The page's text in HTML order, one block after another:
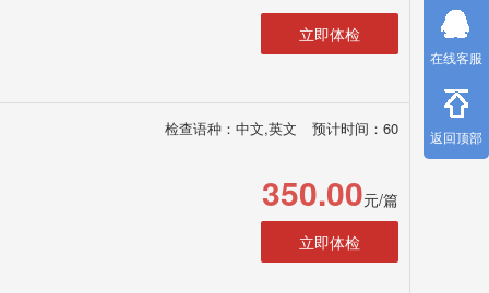
立即体检
检查语种：中文,英文 预计时间：60
350.00元/篇
立即体检
在线客服
返回顶部